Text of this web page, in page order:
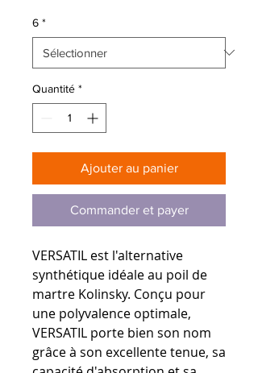
6 *
Quantité *
Ajouter au panier
Commander et payer
VERSATIL est l'alternative
synthétique idéale au poil de
martre Kolinsky. Conçu pour
une polyvalence optimale,
VERSATIL porte bien son nom
grâce à son excellente tenue, sa